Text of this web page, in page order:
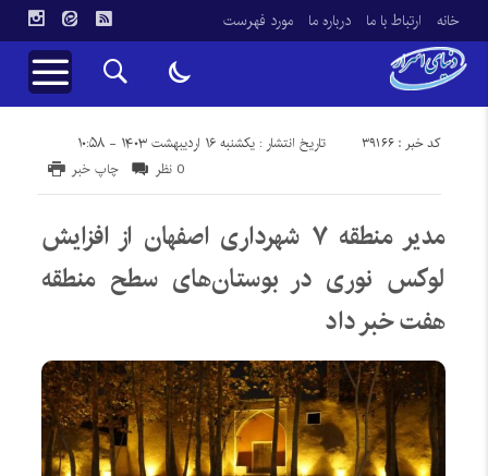
خانه ارتباط با ما درباره ما مورد فهرست
تاریخ انتشار : یکشنبه ۱۶ اردیبهشت ۱۴۰۳ - ۱۰:۵۸ کد خبر : 39166
چاپ خبر 0 نظر
مدیر منطقه ۷ شهرداری اصفهان از افزایش
لوکس نوری در بوستان‌های سطح منطقه
هفت خبر داد